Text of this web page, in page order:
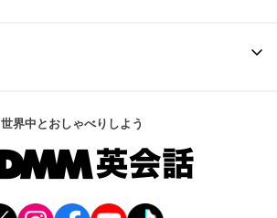
世界中とおしゃべりしよう